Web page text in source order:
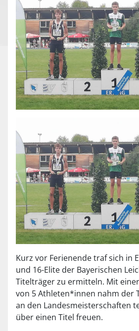
Kurz vor Ferienende traf sich in
und 16-Elite der Bayerischen
Titelträger zu ermitteln. Mit
von 5 Athleten*innen nahm der
an den Landesmeisterschaften
über einen Titel freuen.